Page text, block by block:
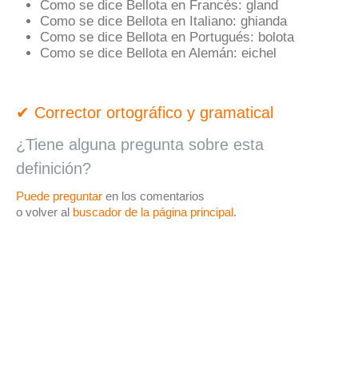
Como se dice Bellota en Francés: gland
Como se dice Bellota en Italiano: ghianda
Como se dice Bellota en Portugués: bolota
Como se dice Bellota en Alemán: eichel
✔ Corrector ortográfico y gramatical
¿Tiene alguna pregunta sobre esta
definición?
Puede preguntar en los comentarios
o volver al buscador de la página principal.